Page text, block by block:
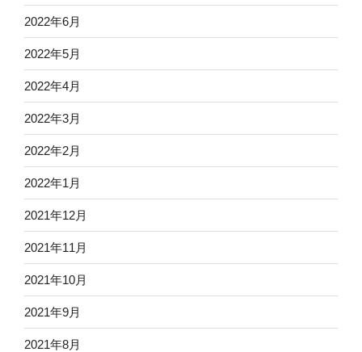
2022年6月
2022年5月
2022年4月
2022年3月
2022年2月
2022年1月
2021年12月
2021年11月
2021年10月
2021年9月
2021年8月